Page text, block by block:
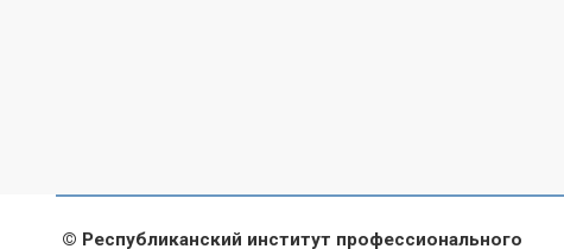
© Республиканский институт профессионального